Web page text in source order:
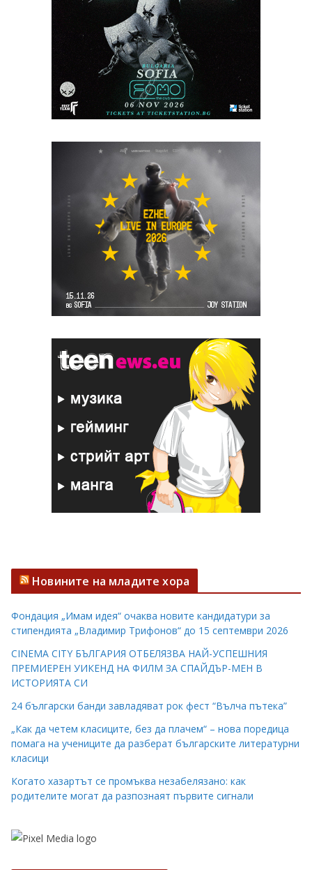
Новините на младите хора
Фондация „Имам идея“ очаква новите кандидатури за
стипендията „Владимир Трифонов“ до 15 септември 2026
CINEMA CITY БЪЛГАРИЯ ОТБЕЛЯЗВА НАЙ-УСПЕШНИЯ
ПРЕМИЕРЕН УИКЕНД НА ФИЛМ ЗА СПАЙДЪР-МЕН В
ИСТОРИЯТА СИ
24 български банди завладяват рок фест “Вълча пътека”
„Как да четем класиците, без да плачем“ – нова поредица
помага на учениците да разберат българските литературни
класици
Когато хазартът се промъква незабелязано: как
родителите могат да разпознаят първите сигнали